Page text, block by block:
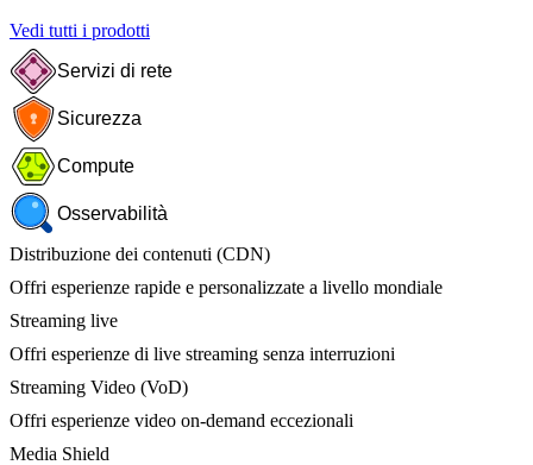
Vedi tutti i prodotti
Servizi di rete
Sicurezza
Compute
Osservabilità
Distribuzione dei contenuti (CDN)
Offri esperienze rapide e personalizzate a livello mondiale
Streaming live
Offri esperienze di live streaming senza interruzioni
Streaming Video (VoD)
Offri esperienze video on-demand eccezionali
Media Shield